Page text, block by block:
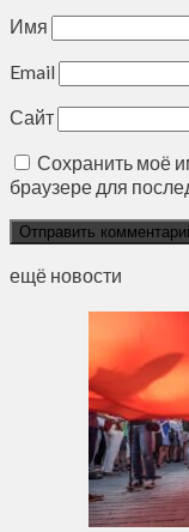
Имя
Email
Сайт
Сохранить моё
браузере для
ещё новости